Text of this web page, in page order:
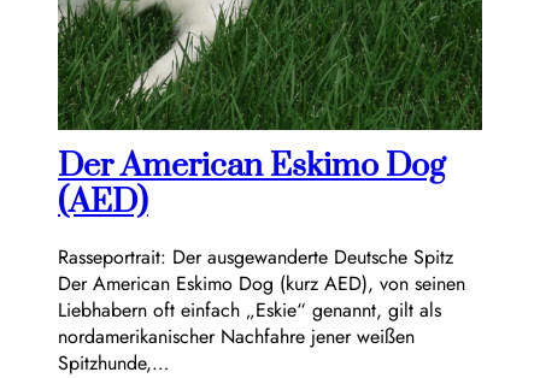
Der American Eskimo Dog
(AED)
Rasseportrait: Der ausgewanderte Deutsche Spitz
Der American Eskimo Dog (kurz AED), von seinen
Liebhabern oft einfach „Eskie“ genannt, gilt als
nordamerikanischer Nachfahre jener weißen
Spitzhunde,…